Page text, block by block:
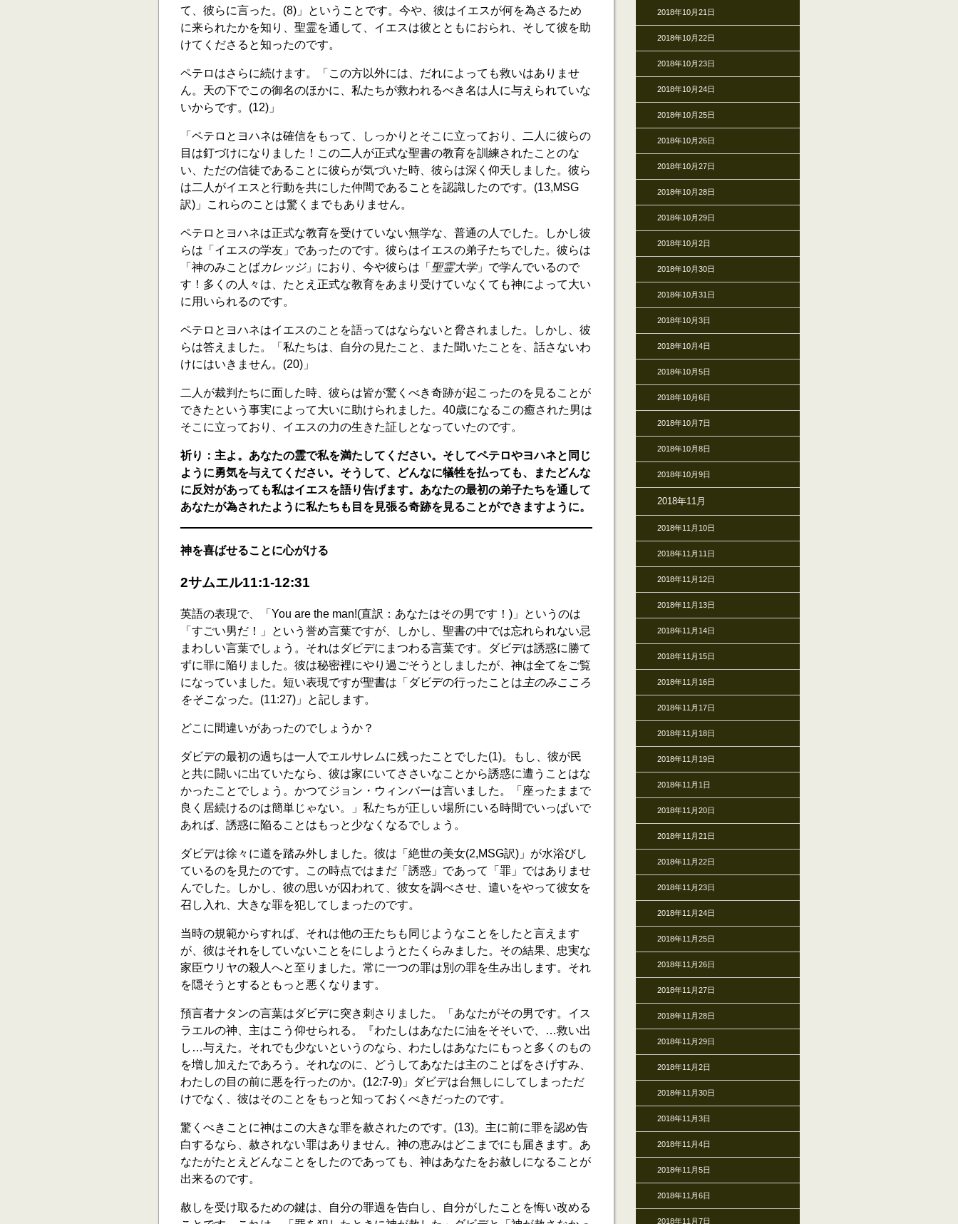
て、彼らに言った。(8)」ということです。今や、彼はイエスが何を為さるため
に来られたかを知り、聖霊を通して、イエスは彼とともにおられ、そして彼を助
けてくださると知ったのです。
ペテロはさらに続けます。「この方以外には、だれによっても救いはありませ
ん。天の下でこの御名のほかに、私たちが救われるべき名は人に与えられていな
いからです。(12)」
「ペテロとヨハネは確信をもって、しっかりとそこに立っており、二人に彼らの
目は釘づけになりました！この二人が正式な聖書の教育を訓練されたことのな
い、ただの信徒であることに彼らが気づいた時、彼らは深く仰天しました。彼ら
は二人がイエスと行動を共にした仲間であることを認識したのです。(13,MSG
訳)」これらのことは驚くまでもありません。
ペテロとヨハネは正式な教育を受けていない無学な、普通の人でした。しかし彼
らは「イエスの学友」であったのです。彼らはイエスの弟子たちでした。彼らは
「神のみことば カレッジ」におり、今や彼らは「 聖霊大学」で学んでいるので
す！多くの人々は、たとえ正式な教育をあまり受けていなくても神によって大い
に用いられるのです。
ペテロとヨハネはイエスのことを語ってはならないと脅されました。しかし、彼
らは答えました。「私たちは、自分の見たこと、また聞いたことを、話さないわ
けにはいきません。(20)」
二人が裁判たちに面した時、彼らは皆が驚くべき奇跡が起こったのを見ることが
できたという事実によって大いに助けられました。40歳になるこの癒された男は
そこに立っており、イエスの力の生きた証しとなっていたのです。
祈り：主よ。あなたの霊で私を満たしてください。そしてペテロやヨハネと同じ
ように勇気を与えてください。そうして、どんなに犠牲を払っても、またどんな
に反対があっても私はイエスを語り告げます。あなたの最初の弟子たちを通して
あなたが為されたように私たちも目を見張る奇跡を見ることができますように。
神を喜ばせることに心がける
2サムエル11:1-12:31
英語の表現で、「You are the man!(直訳：あなたはその男です！)」というのは
「すごい男だ！」という誉め言葉ですが、しかし、聖書の中では忘れられない忌
まわしい言葉でしょう。それはダビデにまつわる言葉です。ダビデは誘惑に勝て
ずに罪に陥りました。彼は秘密裡にやり過ごそうとしましたが、神は全てをご覧
になっていました。短い表現ですが聖書は「ダビデの行ったことは 主のみこころ
をそこなった。(11:27)」と記します。
どこに間違いがあったのでしょうか？
ダビデの最初の過ちは一人でエルサレムに残ったことでした(1)。もし、彼が民
と共に闘いに出ていたなら、彼は家にいてささいなことから誘惑に遭うことはな
かったことでしょう。かつてジョン・ウィンバーは言いました。「座ったままで
良く居続けるのは簡単じゃない。」私たちが正しい場所にいる時間でいっぱいで
あれば、誘惑に陥ることはもっと少なくなるでしょう。
ダビデは徐々に道を踏み外しました。彼は「絶世の美女(2,MSG訳)」が水浴びし
ているのを見たのです。この時点ではまだ「誘惑」であって「罪」ではありませ
んでした。しかし、彼の思いが囚われて、彼女を調べさせ、遣いをやって彼女を
召し入れ、大きな罪を犯してしまったのです。
当時の規範からすれば、それは他の王たちも同じようなことをしたと言えます
が、彼はそれをしていないことをにしようとたくらみました。その結果、忠実な
家臣ウリヤの殺人へと至りました。常に一つの罪は別の罪を生み出します。それ
を隠そうとするともっと悪くなります。
預言者ナタンの言葉はダビデに突き刺さりました。「あなたがその男です。イス
ラエルの神、主はこう仰せられる。『わたしはあなたに油をそそいで、…救い出
し…与えた。それでも少ないというのなら、わたしはあなたにもっと多くのもの
を増し加えたであろう。それなのに、どうしてあなたは主のことばをさげすみ、
わたしの目の前に悪を行ったのか。(12:7-9)」ダビデは台無しにしてしまっただ
けでなく、彼はそのことをもっと知っておくべきだったのです。
驚くべきことに神はこの大きな罪を赦されたのです。(13)。主に前に罪を認め告
白するなら、赦されない罪はありません。神の恵みはどこまでにも届きます。あ
なたがたとえどんなことをしたのであっても、神はあなたをお赦しになることが
出来るのです。
赦しを受け取るための鍵は、自分の罪過を告白し、自分がしたことを悔い改める
2018年10月21日
2018年10月22日
2018年10月23日
2018年10月24日
2018年10月25日
2018年10月26日
2018年10月27日
2018年10月28日
2018年10月29日
2018年10月2日
2018年10月30日
2018年10月31日
2018年10月3日
2018年10月4日
2018年10月5日
2018年10月6日
2018年10月7日
2018年10月8日
2018年10月9日
2018年11月
2018年11月10日
2018年11月11日
2018年11月12日
2018年11月13日
2018年11月14日
2018年11月15日
2018年11月16日
2018年11月17日
2018年11月18日
2018年11月19日
2018年11月1日
2018年11月20日
2018年11月21日
2018年11月22日
2018年11月23日
2018年11月24日
2018年11月25日
2018年11月26日
2018年11月27日
2018年11月28日
2018年11月29日
2018年11月2日
2018年11月30日
2018年11月3日
2018年11月4日
2018年11月5日
2018年11月6日
2018年11月7日